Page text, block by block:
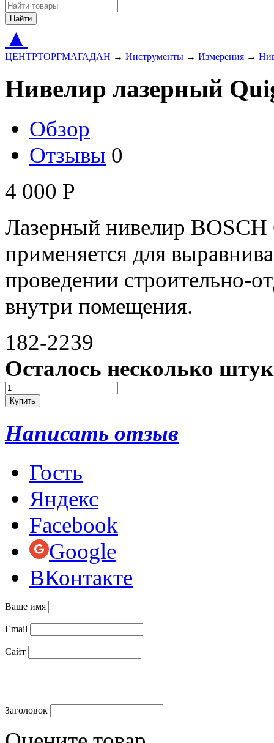
Найти
▲
ЦЕНТРТОРГМАГАДАН → Инструменты → Измерения →
Нивелир лазерный
Обзор
Отзывы 0
4 000 Р
Лазерный нивелир
применяется для
проведении строительно-
внутри помещения.
182-2239
Осталось несколько штук
Написать отзыв
Гость
Яндекс
Facebook
Google
ВКонтакте
Ваше имя
Email
Сайт
Заголовок